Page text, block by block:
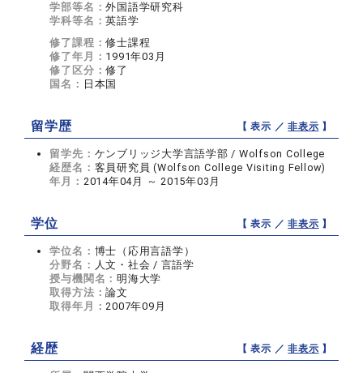
学部等名：外国語学研究科
学科等名：英語学
修了課程：修士課程
修了年月： 1991年03月
修了区分：修了
国名： 日本国
留学歴 【 表示 ／非表示 】
留学先： ケンブリッジ大学言語学部 / Wolfson College
経歴名： 客員研究員 (Wolfson College Visiting Fellow)
年月： 2014年04月 ～ 2015年03月
学位 【 表示 ／非表示 】
学位名： 博士（応用言語学）
分野名： 人文・社会 / 言語学
授与機関名：明海大学
取得方法：論文
取得年月：2007年09月
経歴 【 表示 ／非表示 】